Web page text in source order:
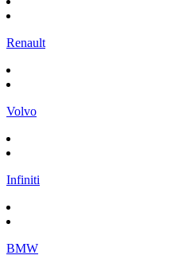
Renault
Volvo
Infiniti
BMW